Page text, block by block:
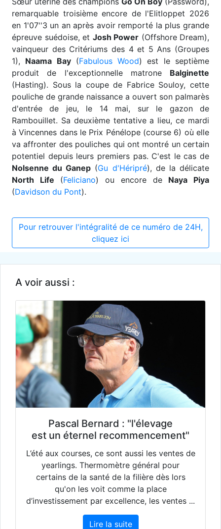
remarquable troisième encore de l'Elitloppet 2026
en 1'07''3 un an après avoir remporté la plus grande
épreuve suédoise, et Josh Power (Offshore Dream),
vainqueur des Critériums des 4 et 5 Ans (Groupes
1), Naama Bay(Fabulous Wood) est le septième
produit de l'exceptionnelle matrone Balginette
(Hasting). Sous la coupe de Fabrice Souloy, cette
pouliche de grande naissance a ouvert son palmarès
d'entrée de jeu, le 14 mai, sur le gazon de
Rambouillet. Sa deuxième tentative a lieu, ce mardi
à Vincennes dans le Prix Pénélope (course 6) où elle
va affronter des pouliches qui ont montré un certain
potentiel depuis leurs premiers pas. C'est le cas de
Nolsenne du Ganep (Gu d'Héripré), de la délicate
North Life (Feliciano) ou encore de Naya Piya
(Davidson du Pont).
Pour retrouver l'intégralité de ce numéro de 24H,
cliquez ici
A voir aussi :
Pascal Bernard : "l'élevage
est un éternel recommencement"
L’été aux courses, ce sont aussi les ventes de
yearlings. Thermomètre général pour
certains de la santé de la filière dès lors
qu'on les voit comme la place
d’investissement par excellence, les ventes ...
Lire la suite